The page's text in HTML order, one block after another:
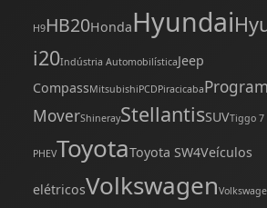
H9HB20HondaHyundai
i20Indústria AutomobilísticaJeep
CompassMitsubishiPCDPiracicaba
MoverShinerayStellantisSUVTiggo 7
PHEVToyotaToyota SW4Veículos
elétricosVolkswagen